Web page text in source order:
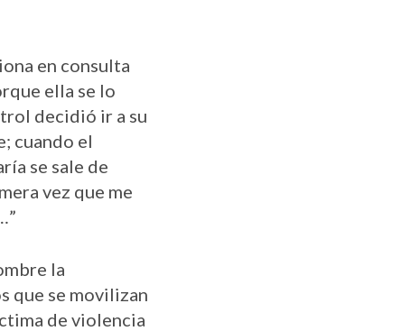
en consulta
ella se lo
decidió ir a su
cuando el
se sale de
vez que me
la
que se movilizan
de violencia